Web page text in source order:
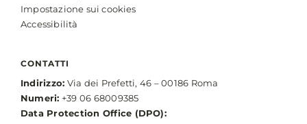
Impostazione sui cookies
Accessibilità
CONTATTI
Indirizzo: Via dei Prefetti, 46 – 00186 Roma
Numeri: +39 06 68009385
Data Protection Office (DPO):